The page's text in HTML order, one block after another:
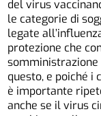
del virus
le categorie di
legate
protezione che
somministrazione
questo, e poiché i
è importante
anche se il virus